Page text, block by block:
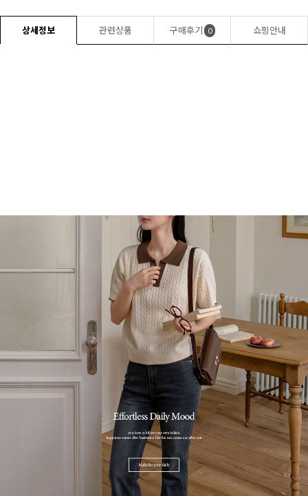
상세정보 관련상품 구매후기 0 쇼핑안내